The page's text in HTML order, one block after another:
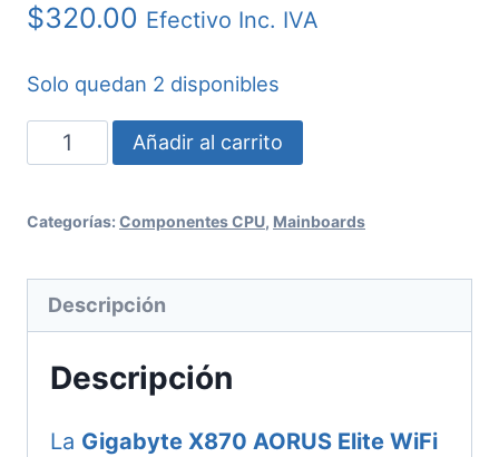
$320.00 Efectivo Inc. IVA
Solo quedan 2 disponibles
Mainboard
Gigabyte
X870M
Elite
WiFi7
Añadir al carrito
Categorías: Componentes CPU, Mainboards
Descripción
Descripción
La Gigabyte X870 AORUS Elite WiFi